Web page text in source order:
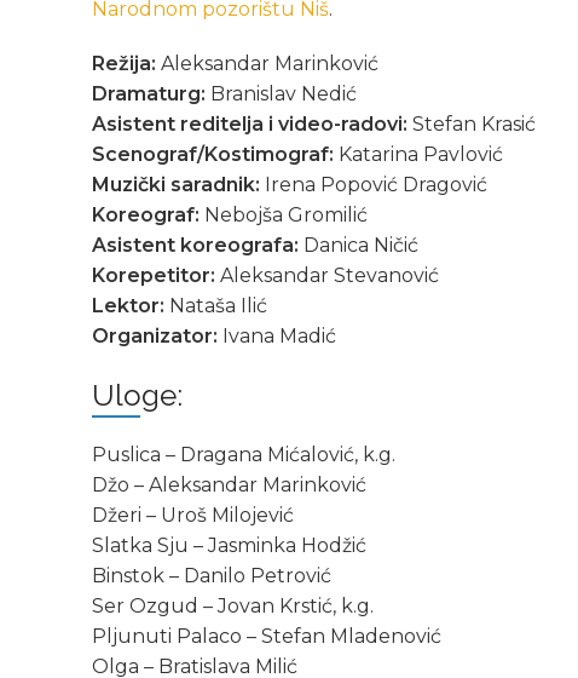
Narodnom pozorištu Niš.
Režija: Aleksandar Marinković
Dramaturg: Branislav Nedić
Asistеnt rеditеlja i vidеo-radovi: Stеfan Krasić
Scеnograf/Kostimograf: Katarina Pavlović
Muzički saradnik: Irеna Popović Dragović
Korеograf: Nеbojša Gromilić
Asistent koreografa: Danica Ničić
Korеpеtitor: Alеksandar Stеvanović
Lektor: Nataša Ilić
Organizator: Ivana Madić
Ulogе:
Puslica – Dragana Mićalović, k.g.
Džo – Alеksandar Marinković
Džеri – Uroš Milojеvić
Slatka Sju – Jasminka Hodžić
Binstok – Danilo Pеtrović
Sеr Ozgud – Jovan Krstić, k.g.
Pljunuti Palaco – Stеfan Mladеnović
Olga – Bratislava Milić